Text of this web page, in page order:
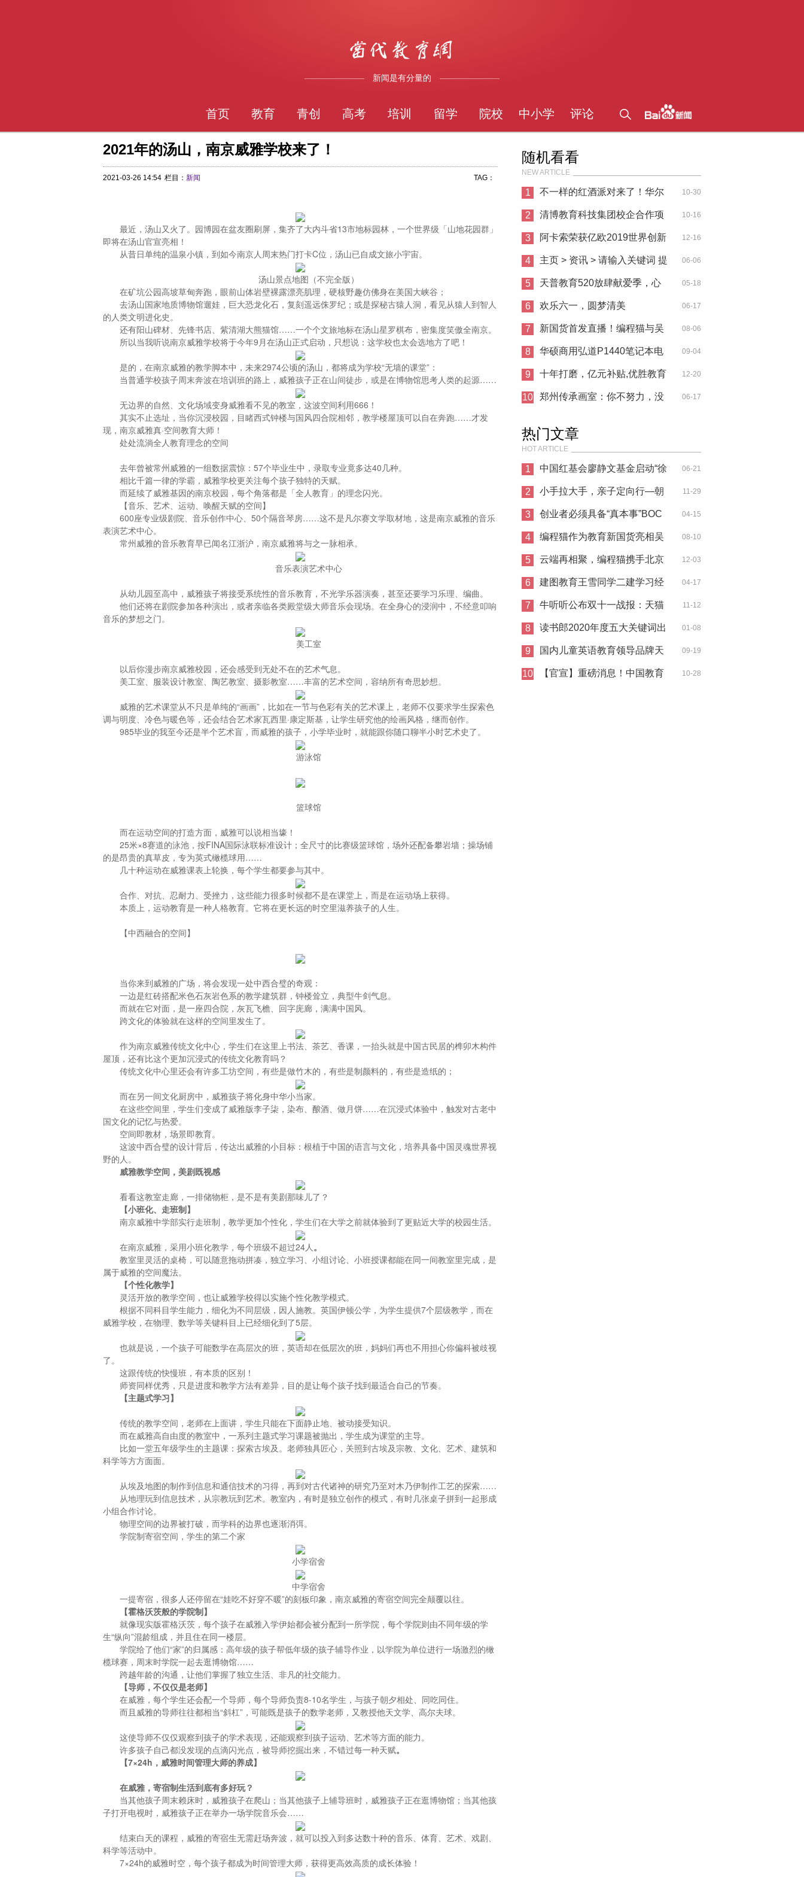
新闻是有分量的
首页 教育 青创 高考 培训 留学 院校 中小学 评论
2021年的汤山，南京威雅学校来了！
2021-03-26 14:54 栏目： 新闻 TAG：
最近，汤山又火了。园博园在盆友圈刷屏，集齐了大内斗省13市地标园林，一个世界级「山地花园群」
即将在汤山官宣亮相！
从昔日单纯的温泉小镇，到如今南京人周末热门打卡C位，汤山已自成文旅小宇宙。
汤山景点地图（不完全版）
在矿坑公园高坡草甸奔跑，眼前山体岩壁裸露漂亮肌理，硬核野趣仿佛身在美国大峡谷；
去汤山国家地质博物馆遛娃，巨大恐龙化石，复刻遥远侏罗纪；或是探秘古猿人洞，看见从猿人到智人
的人类文明进化史。
还有阳山碑材、先锋书店、紫清湖大熊猫馆……一个个文旅地标在汤山星罗棋布，密集度笑傲全南京。
所以当我听说南京威雅学校将于今年9月在汤山正式启动，只想说：这学校也太会选地方了吧！
是的，在南京威雅的教学脚本中，未来2974公顷的汤山，都将成为学校“无墙的课堂”：
当普通学校孩子周末奔波在培训班的路上，威雅孩子正在山间徒步，或是在博物馆思考人类的起源……
无边界的自然、文化场域变身威雅看不见的教室，这波空间利用666！
其实不止选址，当你沉浸校园，目睹西式钟楼与国风四合院相邻，教学楼屋顶可以自在奔跑……才发
现，南京威雅真·空间教育大师！
处处流淌全人教育理念的空间
去年曾被常州威雅的一组数据震惊：57个毕业生中，录取专业竟多达40几种。
相比千篇一律的学霸，威雅学校更关注每个孩子独特的天赋。
而延续了威雅基因的南京校园，每个角落都是「全人教育」的理念闪光。
【音乐、艺术、运动、唤醒天赋的空间】
600座专业级剧院、音乐创作中心、50个隔音琴房……这不是凡尔赛文学取材地，这是南京威雅的音乐
表演艺术中心。
常州威雅的音乐教育早已闻名江浙沪，南京威雅将与之一脉相承。
音乐表演艺术中心
从幼儿园至高中，威雅孩子将接受系统性的音乐教育，不光学乐器演奏，甚至还要学习乐理、编曲。
他们还将在剧院参加各种演出，或者亲临各类殿堂级大师音乐会现场。在全身心的浸润中，不经意叩响
音乐的梦想之门。
美工室
以后你漫步南京威雅校园，还会感受到无处不在的艺术气息。
美工室、服装设计教室、陶艺教室、摄影教室……丰富的艺术空间，容纳所有奇思妙想。
威雅的艺术课堂从不只是单纯的“画画”，比如在一节与色彩有关的艺术课上，老师不仅要求学生探索色
调与明度、冷色与暖色等，还会结合艺术家瓦西里·康定斯基，让学生研究他的绘画风格，继而创作。
985毕业的我至今还是半个艺术盲，而威雅的孩子，小学毕业时，就能跟你随口聊半小时艺术史了。
游泳馆
篮球馆
而在运动空间的打造方面，威雅可以说相当壕！
25米×8赛道的泳池，按FINA国际泳联标准设计；全尺寸的比赛级篮球馆，场外还配备攀岩墙；操场铺
的是昂贵的真草皮，专为英式橄榄球用……
几十种运动在威雅课表上轮换，每个学生都要参与其中。
合作、对抗、忍耐力、受挫力，这些能力很多时候都不是在课堂上，而是在运动场上获得。
本质上，运动教育是一种人格教育。它将在更长远的时空里滋养孩子的人生。
【中西融合的空间】
当你来到威雅的广场，将会发现一处中西合璧的奇观：
一边是红砖搭配米色石灰岩色系的教学建筑群，钟楼耸立，典型牛剑气息。
而就在它对面，是一座四合院，灰瓦飞檐、回字庑廊，满满中国风。
跨文化的体验就在这样的空间里发生了。
作为南京威雅传统文化中心，学生们在这里上书法、茶艺、香课，一抬头就是中国古民居的榫卯木构件
屋顶，还有比这个更加沉浸式的传统文化教育吗？
传统文化中心里还会有许多工坊空间，有些是做竹木的，有些是制颜料的，有些是造纸的；
而在另一间文化厨房中，威雅孩子将化身中华小当家。
在这些空间里，学生们变成了威雅版李子柒，染布、酿酒、做月饼……在沉浸式体验中，触发对古老中
国文化的记忆与热爱。
空间即教材，场景即教育。
这波中西合璧的设计背后，传达出威雅的小目标：根植于中国的语言与文化，培养具备中国灵魂世界视
野的人。
威雅教学空间，美剧既视感
看看这教室走廊，一排储物柜，是不是有美剧那味儿了？
【小班化、走班制】
南京威雅中学部实行走班制，教学更加个性化，学生们在大学之前就体验到了更贴近大学的校园生活。
在南京威雅，采用小班化教学，每个班级不超过24人。
教室里灵活的桌椅，可以随意拖动拼凑，独立学习、小组讨论、小班授课都能在同一间教室里完成，是
属于威雅的空间魔法。
【个性化教学】
灵活开放的教学空间，也让威雅学校得以实施个性化教学模式。
根据不同科目学生能力，细化为不同层级，因人施教。英国伊顿公学，为学生提供7个层级教学，而在
威雅学校，在物理、数学等关键科目上已经细化到了5层。
也就是说，一个孩子可能数学在高层次的班，英语却在低层次的班，妈妈们再也不用担心你偏科被歧视
了。
这跟传统的快慢班，有本质的区别！
师资同样优秀，只是进度和教学方法有差异，目的是让每个孩子找到最适合自己的节奏。
【主题式学习】
传统的教学空间，老师在上面讲，学生只能在下面静止地、被动接受知识。
而在威雅高自由度的教室中，一系列主题式学习课题被抛出，学生成为课堂的主导。
比如一堂五年级学生的主题课：探索古埃及。老师独具匠心，关照到古埃及宗教、文化、艺术、建筑和
科学等方方面面。
从埃及地图的制作到信息和通信技术的习得，再到对古代诸神的研究乃至对木乃伊制作工艺的探索……
从地理玩到信息技术，从宗教玩到艺术。教室内，有时是独立创作的模式，有时几张桌子拼到一起形成
小组合作讨论。
物理空间的边界被打破，而学科的边界也逐渐消弭。
学院制寄宿空间，学生的第二个家
小学宿舍
中学宿舍
一提寄宿，很多人还停留在“娃吃不好穿不暖”的刻板印象，南京威雅的寄宿空间完全颠覆以往。
【霍格沃茨般的学院制】
就像现实版霍格沃茨，每个孩子在威雅入学伊始都会被分配到一所学院，每个学院则由不同年级的学
生“纵向”混龄组成，并且住在同一楼层。
学院给了他们“家”的归属感：高年级的孩子帮低年级的孩子辅导作业，以学院为单位进行一场激烈的橄
榄球赛，周末时学院一起去逛博物馆……
跨越年龄的沟通，让他们掌握了独立生活、非凡的社交能力。
【导师，不仅仅是老师】
在威雅，每个学生还会配一个导师，每个导师负责8-10名学生，与孩子朝夕相处、同吃同住。
而且威雅的导师往往都相当“斜杠”，可能既是孩子的数学老师，又教授他天文学、高尔夫球。
这使导师不仅仅观察到孩子的学术表现，还能观察到孩子运动、艺术等方面的能力。
许多孩子自己都没发现的点滴闪光点，被导师挖掘出来，不错过每一种天赋。
【7×24h ， 威雅时间管理大师的养成】
在威雅，寄宿制生活到底有多好玩？
当其他孩子周末赖床时，威雅孩子在爬山；当其他孩子上辅导班时，威雅孩子正在逛博物馆；当其他孩
子打开电视时，威雅孩子正在举办一场学院音乐会……
结束白天的课程，威雅的寄宿生无需赶场奔波，就可以投入到多达数十种的音乐、体育、艺术、戏剧、
科学等活动中。
7×24h的威雅时空，每个孩子都成为时间管理大师，获得更高效高质的成长体验！
随机看看
NEW ARTICLE
1 不一样的红酒派对来了！华尔
街英语
10-30
2 清博教育科技集团校企合作项
目实现
10-16
3 阿卡索荣获亿欧2019世界创新
者年会“
12-16
4 主页 > 资讯 > 请输入关键词 提
交
06-06
5 天普教育520放肆献爱季，心
理咨询师
05-18
6 欢乐六一，圆梦清美 06-17
7 新国货首发直播！编程猫与吴
晓波碰
08-06
8 华硕商用弘道P1440笔记本电
脑走进光明
09-04
9 十年打磨，亿元补贴,优胜教育
小组课
12-20
10 郑州传承画室：你不努力，没 06-17
热门文章
HOT ARTICLE
1 中国红基会廖静文基金启动“徐
悲鸿
06-21
2 小手拉大手，亲子定向行—朝
晖幼儿
11-29
3 创业者必须具备“真本事”BOC
商科证
04-15
4 编程猫作为教育新国货亮相吴
晓波直
08-10
5 云端再相聚，编程猫携手北京
邮电大
12-03
6 建图教育王雪同学二建学习经
验分享
04-17
7 牛听听公布双十一战报：天猫
早教机
11-12
8 读书郎2020年度五大关键词出
炉，用心
01-08
9 国内儿童英语教育领导品牌天
童美语
09-19
10 【官宣】重磅消息！中国教育 10-28